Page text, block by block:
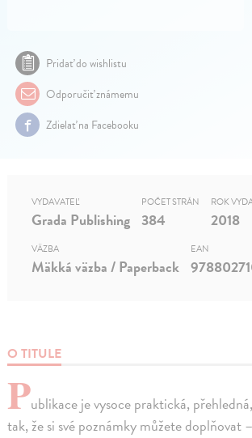
Pridať do wishlistu
Odporučiť známemu
Zdielať na Facebooku
O TITULE
Publikace je vysoce praktická,
tak, že si své poznámky můžete doplňovat
VYDAVATEĽ
Grada Publishing
POČET STRÁN
384
ROK
2018
VÄZBA
Mäkká väzba / Paperback
EAN